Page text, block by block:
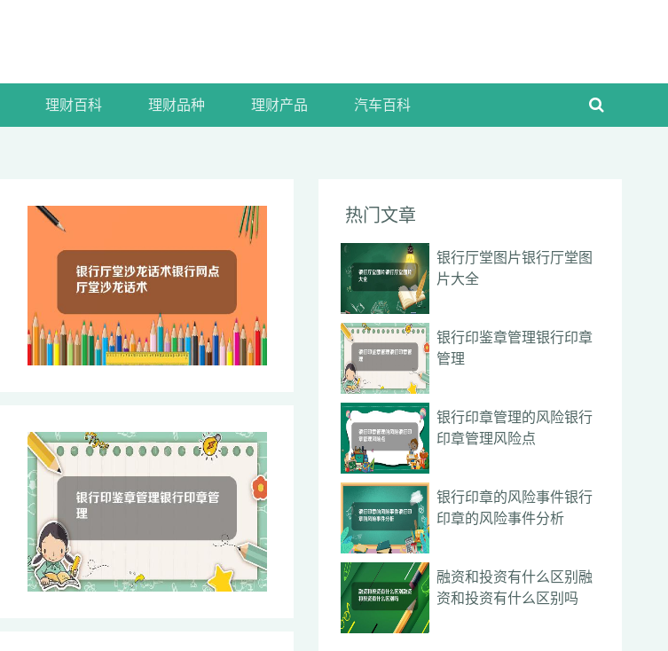
理财百科 理财品种 理财产品 汽车百科
热门文章
银行厅堂图片银行厅堂图
片大全
银行印鉴章管理银行印章
管理
银行印章管理的风险银行
印章管理风险点
银行印章的风险事件银行
印章的风险事件分析
融资和投资有什么区别融
资和投资有什么区别吗